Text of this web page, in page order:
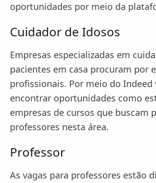
oportunidades por meio da
Cuidador de Idosos
Empresas especializadas em
pacientes em casa procuram por
profissionais. Por meio do Indeed
encontrar oportunidades como
empresas de cursos que buscam
professores nesta área.
Professor
As vagas para professores estão